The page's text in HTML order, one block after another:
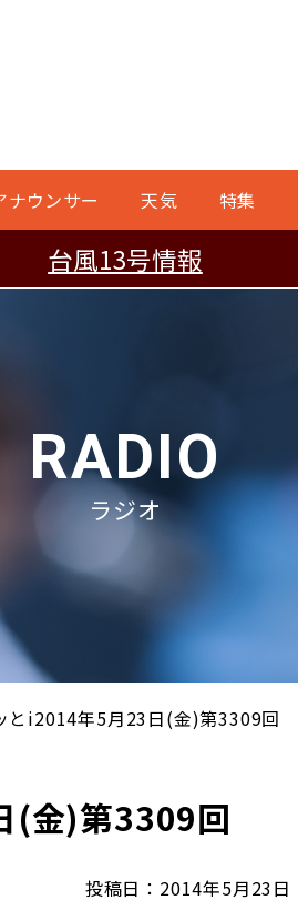
ナウンサー 天気 特集
台風13号情報
RADIO
ラジオ
とi2014年5月23日(金)第3309回
(金)第3309回
投稿日：2014年5月23日